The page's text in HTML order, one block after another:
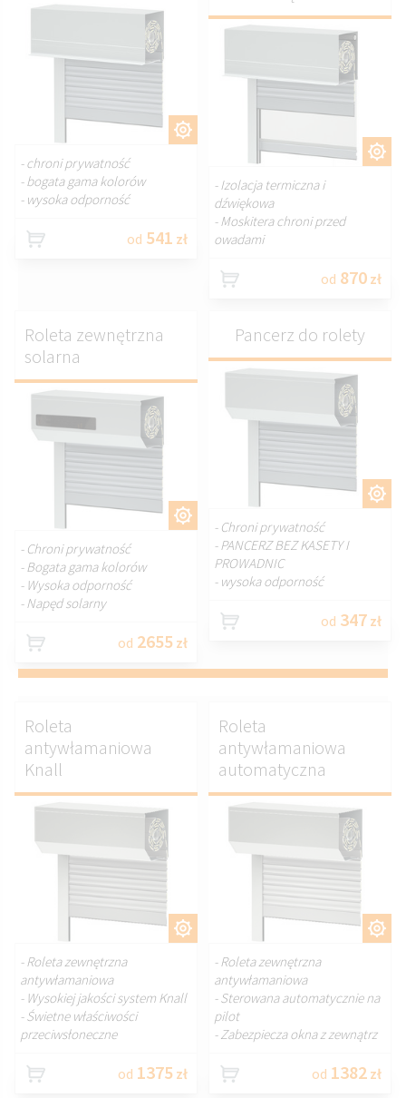
DOSTOSUJ.
- chroni prywatność
- bogata gama kolorów
- wysoka odporność
od 541 zł
DOSTOSUJ.
- Izolacja termiczna i
dźwiękowa
- Moskitera chroni przed
owadami
od 870 zł
DOSTOSUJ.
Roleta zewnętrzna
solarna
- Chroni prywatność
- Bogata gama kolorów
- Wysoka odporność
- Napęd solarny
od 2655 zł
DOSTOSUJ.
Pancerz do rolety
- Chroni prywatność
- PANCERZ BEZ KASETY I
PROWADNIC
- wysoka odporność
od 347 zł
DOSTOSUJ.
Roleta
antywłamaniowa
Knall
- Roleta zewnętrzna
antywłamaniowa
- Wysokiej jakości system Knall
- Świetne właściwości
przeciwsłoneczne
od 1375 zł
DOSTOSUJ.
Roleta
antywłamaniowa
automatyczna
- Roleta zewnętrzna
antywłamaniowa
- Sterowana automatycznie na
pilot
- Zabezpiecza okna z zewnątrz
od 1382 zł